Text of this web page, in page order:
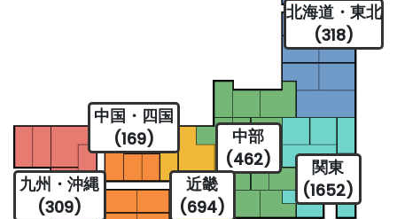
北海道・東北
(318)
関東
(1652)
中部
(462)
近畿
(694)
中国・四国
(169)
九州・沖縄
(309)